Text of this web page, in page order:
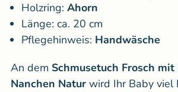
Holzring: Ahorn
Länge: ca. 20 cm
Pflegehinweis: Handwäsche
An dem Schmusetuch Frosch
Nanchen Natur wird Ihr Baby viel